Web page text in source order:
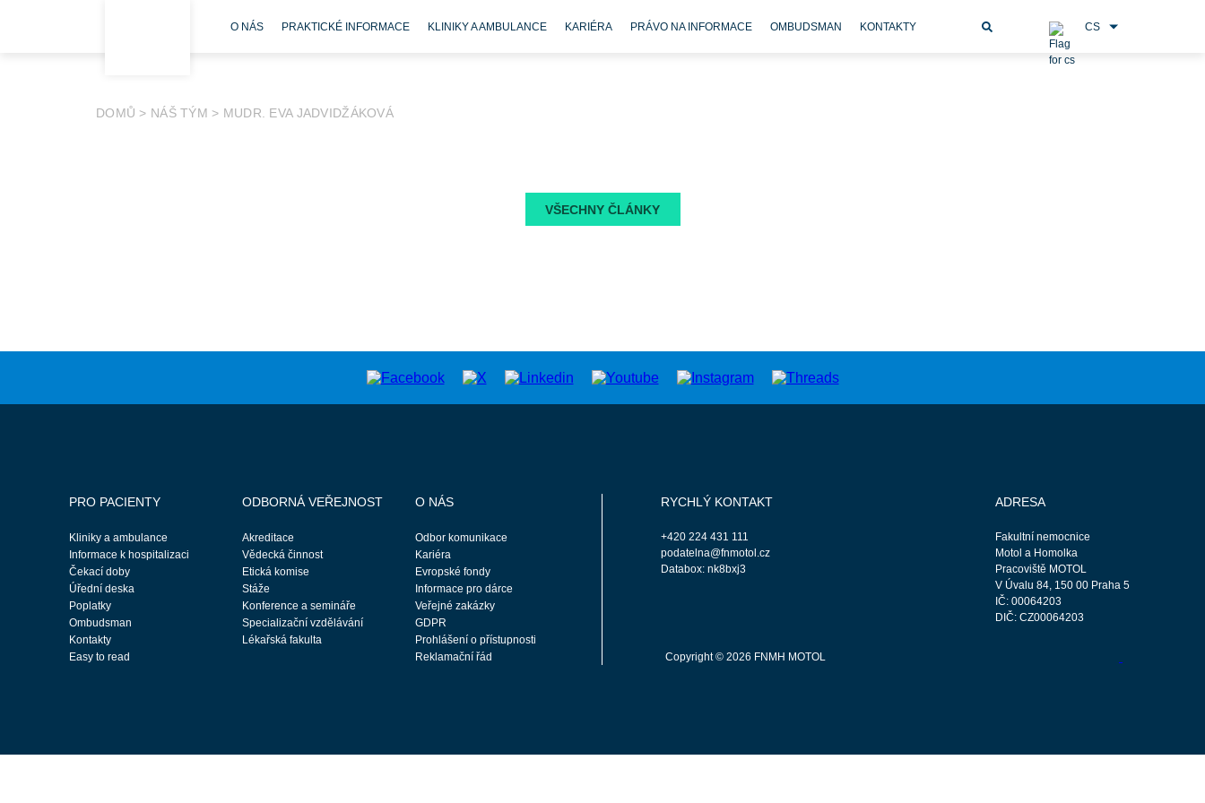
O NÁS PRAKTICKÉ INFORMACE KLINIKY A AMBULANCE KARIÉRA PRÁVO NA INFORMACE OMBUDSMAN KONTAKTY CS
DOMŮ > NÁŠ TÝM > MUDR. EVA JADVIDŽÁKOVÁ
VŠECHNY ČLÁNKY
PRO PACIENTY
Kliniky a ambulance
Informace k hospitalizaci
Čekací doby
Úřední deska
Poplatky
Ombudsman
Kontakty
Easy to read
ODBORNÁ VEŘEJNOST
Akreditace
Vědecká činnost
Etická komise
Stáže
Konference a semináře
Specializační vzdělávání
Lékařská fakulta
O NÁS
Odbor komunikace
Kariéra
Evropské fondy
Informace pro dárce
Veřejné zakázky
GDPR
Prohlášení o přístupnosti
Reklamační řád
RYCHLÝ KONTAKT
+420 224 431 111
podatelna@fnmotol.cz
Databox: nk8bxj3
ADRESA
Fakultní nemocnice
Motol a Homolka
Pracoviště MOTOL
V Úvalu 84, 150 00 Praha 5
IČ: 00064203
DIČ: CZ00064203
Copyright © 2026 FNMH MOTOL